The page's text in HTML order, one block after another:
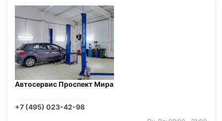
Автосервис Проспект Мира
+7 (495) 023-42-98